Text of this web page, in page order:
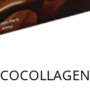
COCOLLAGEN